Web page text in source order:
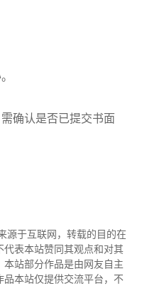
确认是否已提交书面
源于互联网，转载的目的在
表本站赞同其观点和对其
站部分作品是由网友自主
本站仅提供交流平台，不